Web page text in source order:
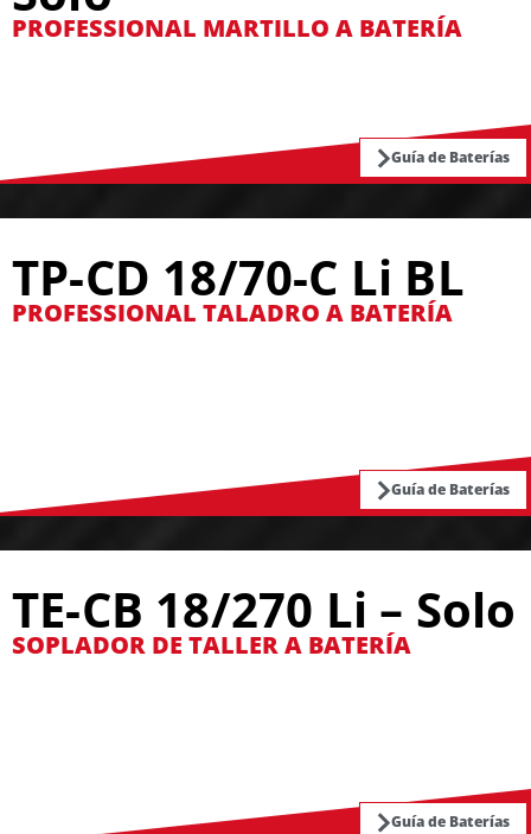
PROFESSIONAL MARTILLO A BATERÍA
Guía de Baterías
TP-CD 18/70-C Li BL
PROFESSIONAL TALADRO A BATERÍA
Guía de Baterías
TE-CB 18/270 Li – Solo
SOPLADOR DE TALLER A BATERÍA
Guía de Baterías